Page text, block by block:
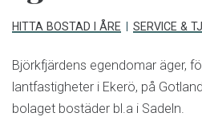
HITTA BOSTAD I ÅRE SERVICE &
Björkfjärdens egendomar äger,
lantfastigheter i Ekerö, på
bolaget bostäder bl.a i Sadeln.